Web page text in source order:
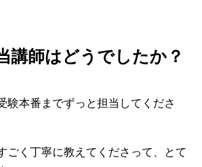
講師はどうでしたか？
験本番までずっと担当してくださ
ごく丁寧に教えてくださって、とて